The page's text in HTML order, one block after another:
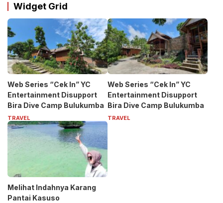
Widget Grid
Web Series “Cek In” YC
Entertainment Disupport
Bira Dive Camp Bulukumba
TRAVEL
Web Series “Cek In” YC
Entertainment Disupport
Bira Dive Camp Bulukumba
TRAVEL
Melihat Indahnya Karang
Pantai Kasuso